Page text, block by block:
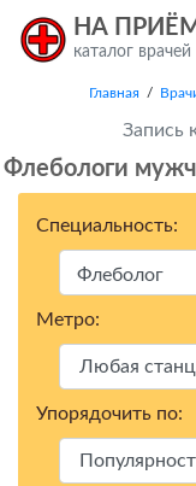
НА ПРИЁМ
каталог врачей
Главная /
Запись
Флебологи
Специальность:
Метро:
Упорядочить по: